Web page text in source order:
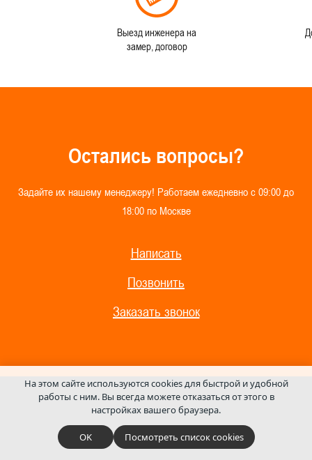
Выезд инженера на
замер, договор
Остались вопросы?
Задайте их нашему менеджеру! Работаем ежедневно с 09:00 до
18:00 по Москве
Написать
Позвонить
Заказать звонок
На этом сайте используются cookies для быстрой и удобной
работы с ним. Вы всегда можете отказаться от этого в
настройках вашего браузера.
OK Посмотреть список cookies